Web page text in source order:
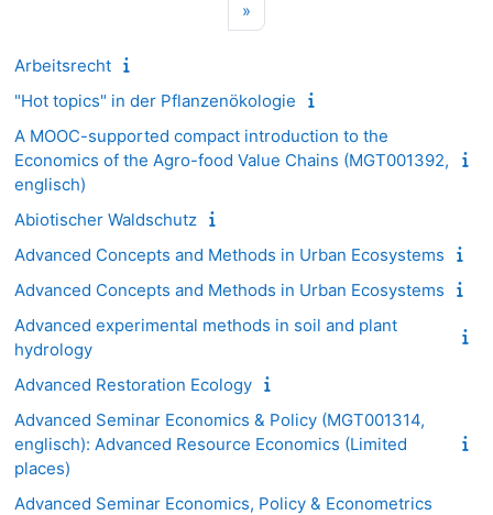
»Nächste Seite
Arbeitsrecht
"Hot topics" in der Pflanzenökologie
A MOOC-supported compact introduction to the
Economics of the Agro-food Value Chains (MGT001392,
englisch)
Abiotischer Waldschutz
Advanced Concepts and Methods in Urban Ecosystems
Advanced Concepts and Methods in Urban Ecosystems
Advanced experimental methods in soil and plant
hydrology
Advanced Restoration Ecology
Advanced Seminar Economics & Policy (MGT001314,
englisch): Advanced Resource Economics (Limited
places)
Advanced Seminar Economics, Policy & Econometrics